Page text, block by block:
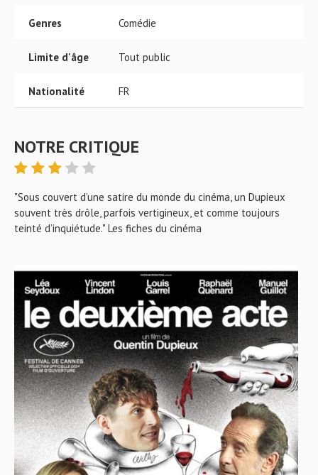
Genres Comédie
Limite d'âge Tout public
Nationalité FR
NOTRE CRITIQUE
"Sous couvert d’une satire du monde du cinéma, un Dupieux
souvent très drôle, parfois vertigineux, et comme toujours
teinté d’inquiétude." Les fiches du cinéma